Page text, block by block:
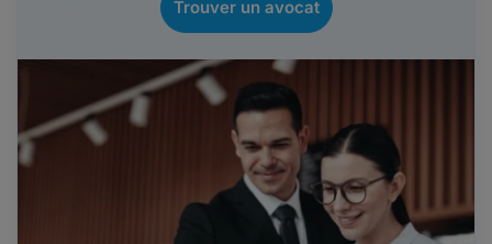
Trouver un avocat